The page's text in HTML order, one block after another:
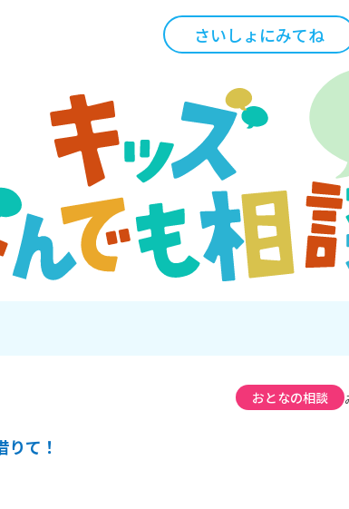
さいしょにみてね
おとなの相談
りて！